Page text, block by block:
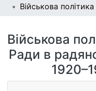
Військова
Ради в